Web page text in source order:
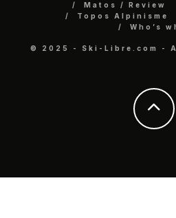
Matos / Review
Topos Alpinisme
Who’s
© 2025 - Ski-Libre.com -